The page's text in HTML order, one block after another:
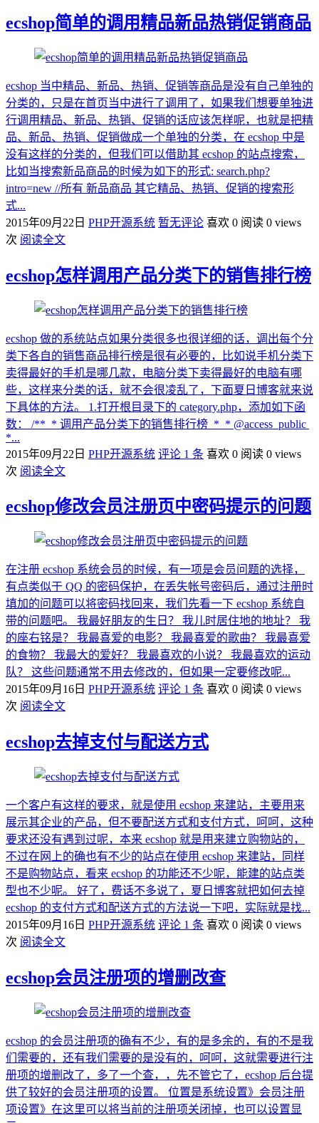
ecshop简单的调用精品新品热销促销商品
ecshop 当中精品、新品、热销、促销等商品是没有自己单独的
分类的，只是在首页当中进行了调用了，如果我们想要单独进
行调用精品、新品、热销、促销的话应该怎样呢，也就是把精
品、新品、热销、促销做成一个单独的分类，在 ecshop 中是
没有这样的分类的，但我们可以借助其 ecshop 的站点搜索，
比如当搜索新品商品的时候为如下的形式: search.php?
intro=new //所有 新品商品 其它精品、热销、促销的搜索形
式...
2015年09月22日 PHP开源系统 暂无评论 喜欢 0 阅读 0 views
次 阅读全文
ecshop怎样调用产品分类下的销售排行榜
ecshop 做的系统站点如果分类很多也很详细的话，调出每个分
类下各自的销售商品排行榜是很有必要的，比如说手机分类下
卖得最好的手机是哪几款，电脑分类下卖得最好的电脑有哪
些，这样来分类的话，就不会很凌乱了，下面夏日博客就来说
下具体的方法。 1.打开根目录下的 category.php，添加如下函
数： /** * 调用产品分类下的销售排行榜 * * @access public
*...
2015年09月22日 PHP开源系统 评论 1 条 喜欢 0 阅读 0 views
次 阅读全文
ecshop修改会员注册页中密码提示的问题
在注册 ecshop 系统会员的时候，有一项是会员问题的选择，
有点类似于 QQ 的密码保护，在丢失帐号密码后，通过注册时
填加的问题可以将密码找回来，我们先看一下 ecshop 系统自
带的问题吧。 我最好朋友的生日？ 我儿时居住地的地址？ 我
的座右铭是？ 我最喜爱的电影？ 我最喜爱的歌曲？ 我最喜爱
的食物？ 我最大的爱好？ 我最喜欢的小说？ 我最喜欢的运动
队？ 这些问题通常不用去修改的，但如果一定要修改呢...
2015年09月16日 PHP开源系统 评论 1 条 喜欢 0 阅读 0 views
次 阅读全文
ecshop去掉支付与配送方式
一个客户有这样的要求，就是使用 ecshop 来建站，主要用来
展示其企业的产品，但不要配送方式和支付方式，呵呵，这种
要求还没有遇到过呢，本来 ecshop 就是用来建立购物站的，
不过在网上的确也有不少的站点在使用 ecshop 来建站，同样
不是购物站点，看来 ecshop 的功能还不少呢，能建的站点类
型也不少呢。 好了，费话不多说了，夏日博客就把如何去掉
ecshop 的支付方式和配送方式的方法说一下吧，实际就是找...
2015年09月16日 PHP开源系统 评论 1 条 喜欢 0 阅读 0 views
次 阅读全文
ecshop会员注册项的增删改查
ecshop 的会员注册项的确有不少，有的是多余的，有的不是我
们需要的，还有我们需要的是没有的，呵呵，这就需要进行注
册项的增删改了，多了一个查，，先不管它了，ecshop 后台提
供了较好的会员注册项的设置。 位置是系统设置》会员注册
项设置》在这里可以将当前的注册项关闭掉，也可以设置显